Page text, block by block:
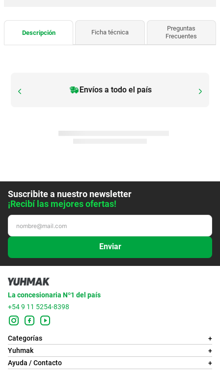
Descripción Ficha técnica
Preguntas
Frecuentes
Envíos a todo el país
Suscribite a nuestro newsletter
¡Recibí las mejores ofertas!
Enviar
La concesionaria Nº1 del país
+54 9 11 5254-8398
Categorías
+
Yuhmak
+
Ayuda / Contacto
+